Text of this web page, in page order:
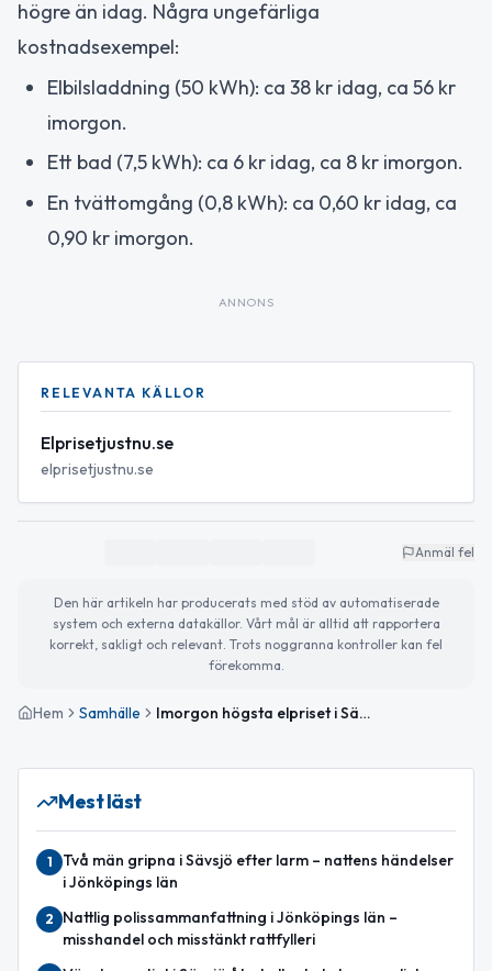
högre än idag. Några ungefärliga
kostnadsexempel:
Elbilsladdning (50 kWh): ca 38 kr idag, ca 56 kr
imorgon.
Ett bad (7,5 kWh): ca 6 kr idag, ca 8 kr imorgon.
En tvättomgång (0,8 kWh): ca 0,60 kr idag, ca
0,90 kr imorgon.
ANNONS
RELEVANTA KÄLLOR
Elprisetjustnu.se
elprisetjustnu.se
Anmäl fel
Den här artikeln har producerats med stöd av automatiserade
system och externa datakällor. Vårt mål är alltid att rapportera
korrekt, sakligt och relevant. Trots noggranna kontroller kan fel
förekomma.
Hem Samhälle Imorgon högsta elpriset i Sävsjö – kraftig ökning
Mest läst
1
Två män gripna i Sävsjö efter larm – nattens händelser
i Jönköpings län
2
Nattlig polissammanfattning i Jönköpings län –
misshandel och misstänkt rattfylleri